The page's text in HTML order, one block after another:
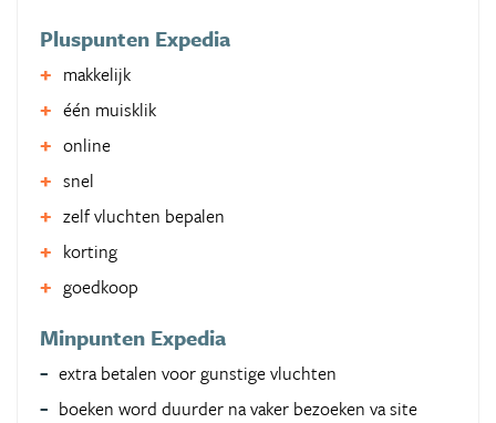
Pluspunten Expedia
makkelijk
één muisklik
online
snel
zelf vluchten bepalen
korting
goedkoop
Minpunten Expedia
extra betalen voor gunstige vluchten
boeken word duurder na vaker bezoeken va site